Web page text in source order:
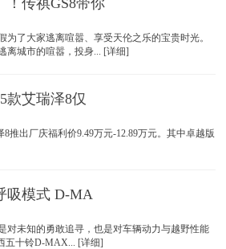
！传祺GS8带你
了大家逃离喧嚣、享受天伦之乐的宝贵时光。
离城市的喧嚣，投身... [详细]
款艾瑞泽8仅
出厂庆福利价9.49万元-12.89万元。其中卓越版
吸模式 D-MA
未知的勇敢追寻，也是对车辆动力与越野性能
五十铃D-MAX... [详细]